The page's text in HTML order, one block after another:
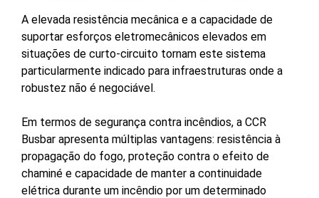
A elevada resistência mecânica e a capacidade de
suportar esforços eletromecânicos elevados em
situações de curto-circuito tornam este sistema
particularmente indicado para infraestruturas onde a
robustez não é negociável.
Em termos de segurança contra incêndios, a CCR
Busbar apresenta múltiplas vantagens: resistência à
propagação do fogo, proteção contra o efeito de
chaminé e capacidade de manter a continuidade
elétrica durante um incêndio por um determinado